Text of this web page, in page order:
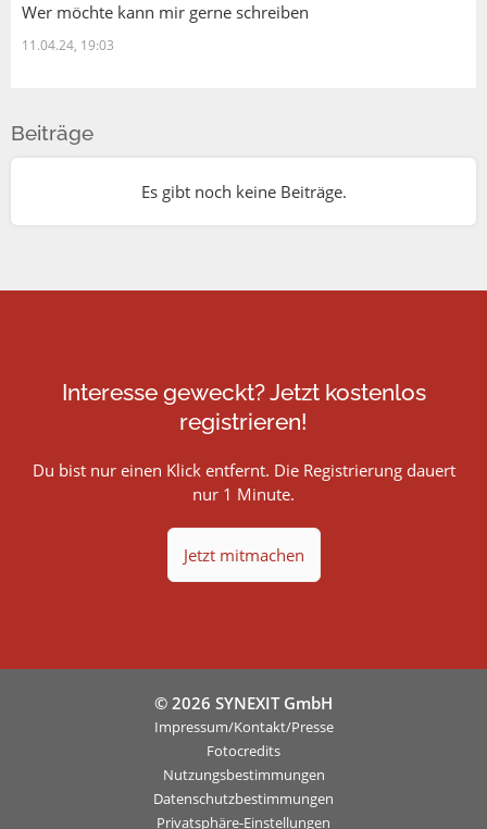
Wer möchte kann mir gerne schreiben
11.04.24, 19:03
Beiträge
Es gibt noch keine Beiträge.
Interesse geweckt? Jetzt kostenlos
registrieren!
Du bist nur einen Klick entfernt. Die Registrierung dauert
nur 1 Minute.
Jetzt mitmachen
© 2026 SYNEXIT GmbH
Impressum/Kontakt/Presse
Fotocredits
Nutzungsbestimmungen
Datenschutzbestimmungen
Privatsphäre-Einstellungen